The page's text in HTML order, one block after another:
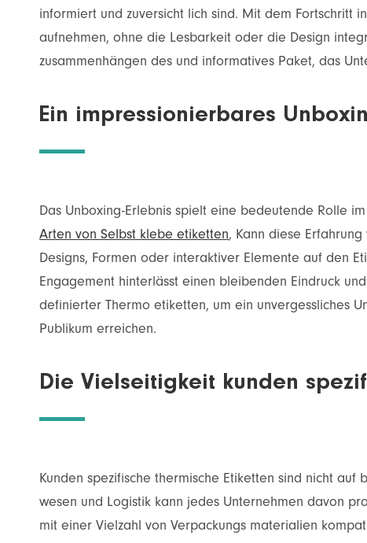
informiert und zuversicht lich sind. Mit dem Fortschritt
aufnehmen, ohne die Lesbarkeit oder die Design
zusammenhängen des und informatives Paket, das
Ein impressionierbares
Das Unboxing-Erlebnis spielt eine bedeutende Rolle
Arten von Selbst klebe etiketten, Kann diese
Designs, Formen oder interaktiver Elemente auf den
Engagement hinterlässt einen bleibenden Eindruck
definierter Thermo etiketten, um ein unvergessliches
Publikum erreichen.
Die Vielseitigkeit kunden
Kunden spezifische thermische Etiketten sind nicht
wesen und Logistik kann jedes Unternehmen davon
mit einer Vielzahl von Verpackungs materialien